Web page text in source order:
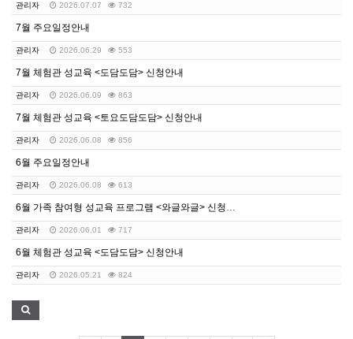
관리자 2026.07.07 732
7월 주요일정안내
관리자 2026.06.29 553
7월 체험관 성교육 <도담도담> 신청안내
관리자 2026.06.09 863
7월 체험관 성교육 <토요도담도담> 신청안내
관리자 2026.06.08 856
6월 주요일정안내
관리자 2026.06.08 613
6월 가족 참여형 성교육 프로그램 <와글와글> 신청안내
관리자 2026.06.01 717
6월 체험관 성교육 <도담도담> 신청안내
관리자 2026.05.21 824